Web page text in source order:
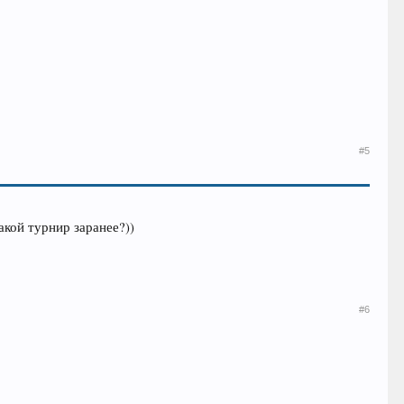
#5
турнир заранее?))
#6